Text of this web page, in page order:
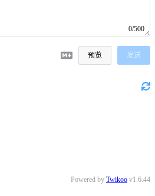
0/500
预览 发送
Powered by Twikoo v1.6.44